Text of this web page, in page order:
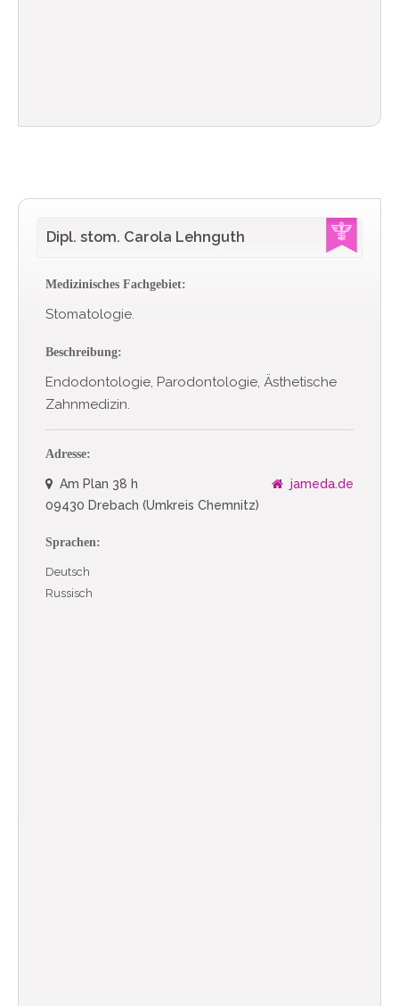
Dipl. stom. Carola Lehnguth
Medizinisches Fachgebiet:
Stomatologie.
Beschreibung:
Endodontologie, Parodontologie, Ästhetische
Zahnmedizin.
Adresse:
Am Plan 38 h
09430 Drebach (Umkreis Chemnitz)
jameda.de
Sprachen:
Deutsch
Russisch